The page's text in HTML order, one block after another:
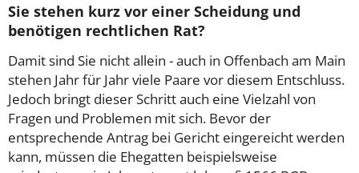
Sie stehen kurz vor einer Scheidung und
benötigen rechtlichen Rat?
Damit sind Sie nicht allein - auch in Offenbach am Main
stehen Jahr für Jahr viele Paare vor diesem Entschluss.
Jedoch bringt dieser Schritt auch eine Vielzahl von
Fragen und Problemen mit sich. Bevor der
entsprechende Antrag bei Gericht eingereicht werden
kann, müssen die Ehegatten beispielsweise